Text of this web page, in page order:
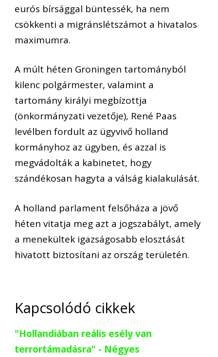
eurós bírsággal büntessék, ha nem
csökkenti a migránslétszámot a hivatalos
maximumra.
A múlt héten Groningen tartományból
kilenc polgármester, valamint a
tartomány királyi megbízottja
(önkormányzati vezetője), René Paas
levélben fordult az ügyvivő holland
kormányhoz az ügyben, és azzal is
megvádolták a kabinetet, hogy
szándékosan hagyta a válság kialakulását.
A holland parlament felsőháza a jövő
héten vitatja meg azt a jogszabályt, amely
a menekültek igazságosabb elosztását
hivatott biztosítani az ország területén.
Kapcsolódó cikkek
"Hollandiában reális esély van
terrortámadásra" - Négyes